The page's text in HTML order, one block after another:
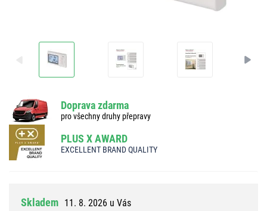
Doprava zdarma
pro všechny druhy přepravy
PLUS X AWARD
EXCELLENT BRAND QUALITY
Skladem 11. 8. 2026 u Vás